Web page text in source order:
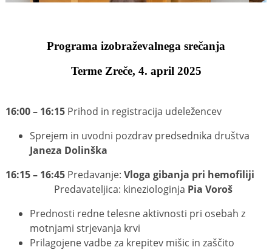
Programa izobraževalnega srečanja
Terme Zreče, 4. april 2025
16:00 – 16:15Prihod in registracija udeležencev
Sprejem in uvodni pozdrav predsednika društva
Janeza Dolinška
16:15 – 16:45Predavanje: Vloga gibanja pri hemofiliji
Predavateljica: kineziologinja Pia Voroš
Prednosti redne telesne aktivnosti pri osebah z
motnjami strjevanja krvi
Prilagojene vadbe za krepitev mišic in zaščito